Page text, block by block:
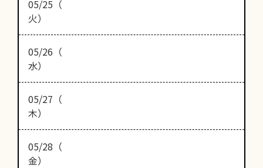
05/25（
火）
05/26（
水）
05/27（
木）
05/28（
金）